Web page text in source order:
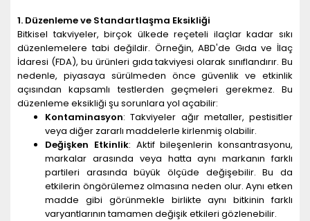
1. Düzenleme ve Standartlaşma Eksikliği
Bitkisel takviyeler, birçok ülkede reçeteli ilaçlar kadar sıkı
düzenlemelere tabi değildir. Örneğin, ABD'de Gıda ve İlaç
İdaresi (FDA), bu ürünleri gıda takviyesi olarak sınıflandırır. Bu
nedenle, piyasaya sürülmeden önce güvenlik ve etkinlik
açısından kapsamlı testlerden geçmeleri gerekmez. Bu
düzenleme eksikliği şu sorunlara yol açabilir:
Kontaminasyon: Takviyeler ağır metaller, pestisitler
veya diğer zararlı maddelerle kirlenmiş olabilir.
Değişken Etkinlik: Aktif bileşenlerin konsantrasyonu,
markalar arasında veya hatta aynı markanın farklı
partileri arasında büyük ölçüde değişebilir. Bu da
etkilerin öngörülemez olmasına neden olur. Aynı etken
madde gibi görünmekle birlikte aynı bitkinin farklı
varyantlarının tamamen değişik etkileri gözlenebilir.